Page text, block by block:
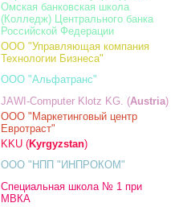
Омская банковская школа
(Колледж) Центрального банка
Российской Федерации
ООО "Управляющая компания
Технологии Бизнеса"
ООО "Альфатранс"
JAWI-Computer Klotz KG. (Austria)
ООО "Маркетинговый центр
Евротраст"
KKU (Kyrgyzstan)
ООО "НПП "ИНПРОКОМ"
Специальная школа № 1 при
МВКА